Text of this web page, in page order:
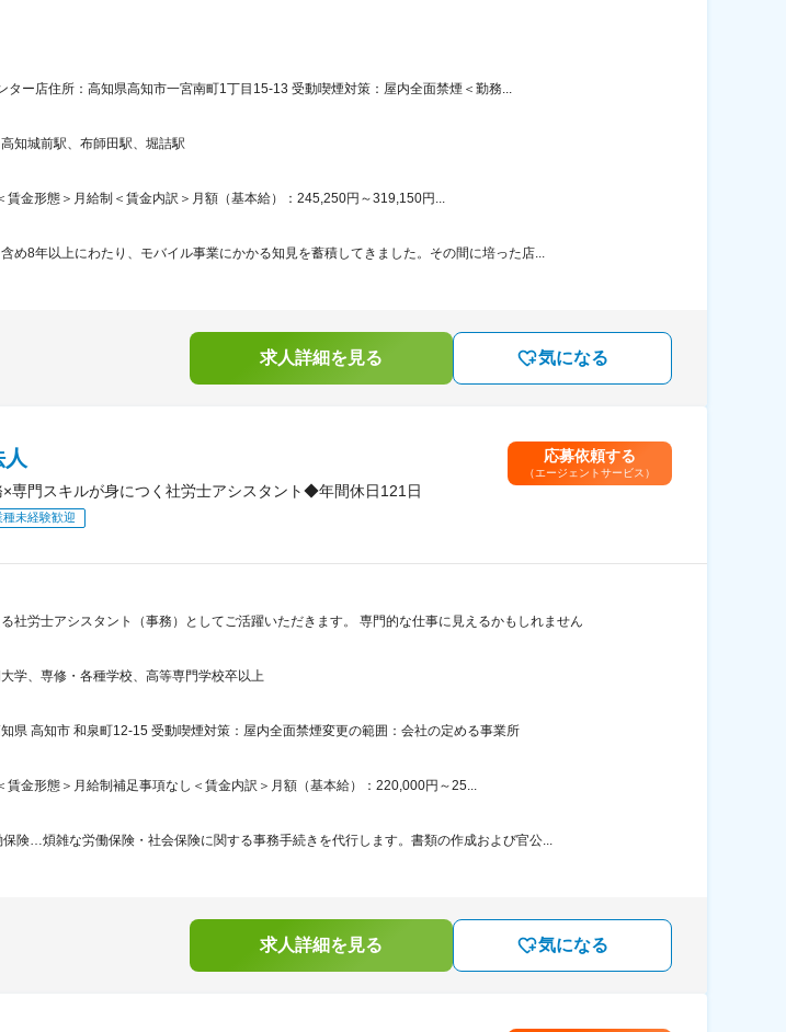
ター店住所：高知県高知市一宮南町1丁目15-13 受動喫煙対策：屋内全面禁煙＜勤務...
知城前駅、布師田駅、堀詰駅
金形態＞月給制＜賃金内訳＞月額（基本給）：245,250円～319,150円...
め8年以上にわたり、モバイル事業にかかる知見を蓄積してきました。その間に培った店...
求人詳細を見る 気になる
専門スキルが身につく社労士アシスタント◆年間休日121日
種未経験歓迎
応募依頼する
（エージェントサービス）
社労士アシスタント（事務）としてご活躍いただきます。 専門的な仕事に見えるかもしれません
学、専修・各種学校、高等専門学校卒以上
県 高知市 和泉町12-15 受動喫煙対策：屋内全面禁煙変更の範囲：会社の定める事業所
賃金形態＞月給制補足事項なし＜賃金内訳＞月額（基本給）：220,000円～25...
険…煩雑な労働保険・社会保険に関する事務手続きを代行します。書類の作成および官公...
求人詳細を見る 気になる